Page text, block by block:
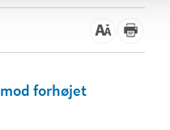
forhøjet